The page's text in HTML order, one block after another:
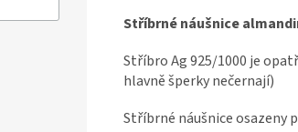
Stříbrné náušnice
Stříbro Ag 925/1000 je
hlavně šperky nečernají)
Stříbrné náušnice